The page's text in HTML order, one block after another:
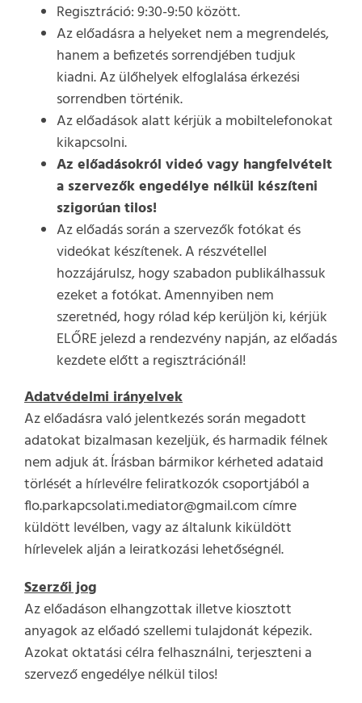
Regisztráció: 9:30-9:50 között.
Az előadásra a helyeket nem a megrendelés,
hanem a befizetés sorrendjében tudjuk
kiadni. Az ülőhelyek elfoglalása érkezési
sorrendben történik.
Az előadások alatt kérjük a mobiltelefonokat
kikapcsolni.
Az előadásokról videó vagy hangfelvételt
a szervezők engedélye nélkül készíteni
szigorúan tilos!
Az előadás során a szervezők fotókat és
videókat készítenek. A részvétellel
hozzájárulsz, hogy szabadon publikálhassuk
ezeket a fotókat. Amennyiben nem
szeretnéd, hogy rólad kép kerüljön ki, kérjük
ELŐRE jelezd a rendezvény napján, az előadás
kezdete előtt a regisztrációnál!
Adatvédelmi irányelvek
Az előadásra való jelentkezés során megadott
adatokat bizalmasan kezeljük, és harmadik félnek
nem adjuk át. Írásban bármikor kérheted adataid
törlését a hírlevélre feliratkozók csoportjából a
flo.parkapcsolati.mediator@gmail.com címre
küldött levélben, vagy az általunk kiküldött
hírlevelek alján a leiratkozási lehetőségnél.
Szerzői jog
Az előadáson elhangzottak illetve kiosztott
anyagok az előadó szellemi tulajdonát képezik.
Azokat oktatási célra felhasználni, terjeszteni a
szervező engedélye nélkül tilos!